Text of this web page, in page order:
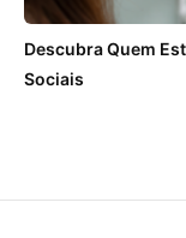
Descubra Quem
Sociais